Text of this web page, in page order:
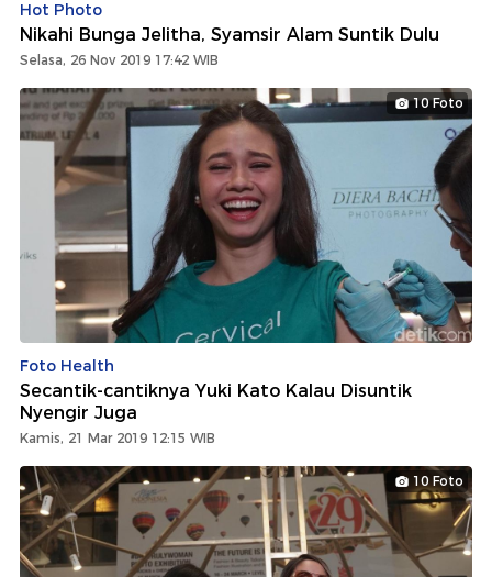
Hot Photo
Nikahi Bunga Jelitha, Syamsir Alam Suntik Dulu
Selasa, 26 Nov 2019 17:42 WIB
10 Foto
Foto Health
Secantik-cantiknya Yuki Kato Kalau Disuntik
Nyengir Juga
Kamis, 21 Mar 2019 12:15 WIB
10 Foto